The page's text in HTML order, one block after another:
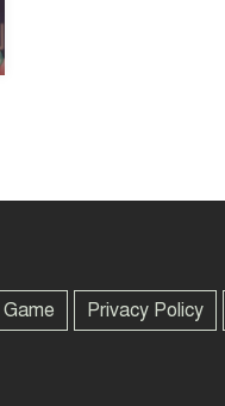
Game Privacy Policy